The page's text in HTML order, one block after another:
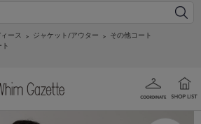
ース ジャケット/アウター
その他コート